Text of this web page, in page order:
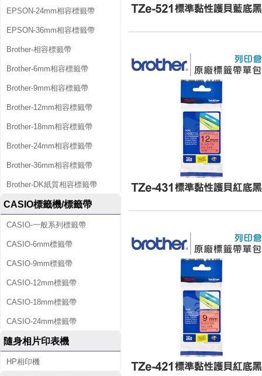
EPSON-24mm相容標籤帶
EPSON-36mm相容標籤帶
Brother-相容標籤帶
Brother-6mm相容標籤帶
Brother-9mm相容標籤帶
Brother-12mm相容標籤帶
Brother-18mm相容標籤帶
Brother-24mm相容標籤帶
Brother-36mm相容標籤帶
Brother-DK紙質相容標籤帶
CASIO標籤機/標籤帶
CASIO-一般系列標籤帶
CASIO-6mm標籤帶
CASIO-9mm標籤帶
CASIO-12mm標籤帶
CASIO-18mm標籤帶
CASIO-24mm標籤帶
隨身相片印表機
HP相印機